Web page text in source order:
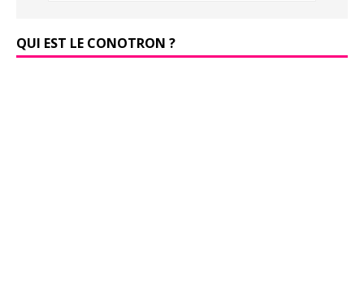
QUI EST LE CONOTRON ?